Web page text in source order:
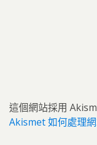
這個網站採用
Akismet 如何處理